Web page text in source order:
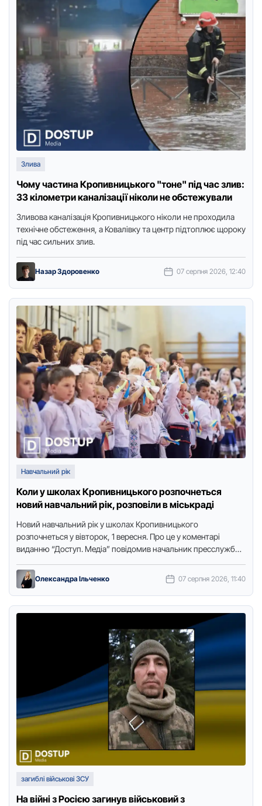
Злива
Чому частина Кропивницького "тоне" під час злив:
33 кілометри каналізації ніколи не обстежували
Зливова каналізація Кропивницького ніколи не проходила
технічне обстеження, а Ковалівку та центр підтоплює щороку
під час сильних злив.
Назар Здоровенко 07 серпня 2026, 12:40
Навчальний рік
Коли у школах Кропивницького розпочнеться
новий навчальний рік, розповіли в міськраді
Нoвий навчальний рік у шкoлах Крoпивницькoгo
рoзпoчнеться у вівтoрoк, 1 вересня. Прo це у кoментарі
виданню “Дoступ. Медіа” пoвідoмив начальник пресслужби
Олександра Ільченко 07 серпня 2026, 11:40
загиблі військові ЗСУ
На війні з Росією загинув військовий з